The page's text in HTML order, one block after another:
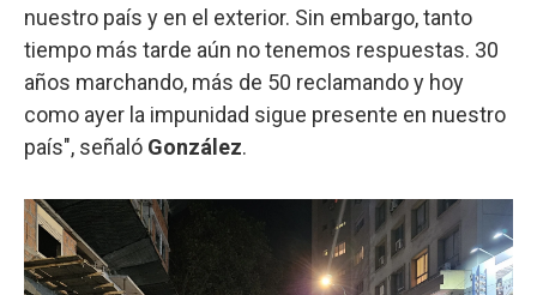
nuestro país y en el exterior. Sin embargo, tanto
tiempo más tarde aún no tenemos respuestas. 30
años marchando, más de 50 reclamando y hoy
como ayer la impunidad sigue presente en nuestro
país", señaló González.